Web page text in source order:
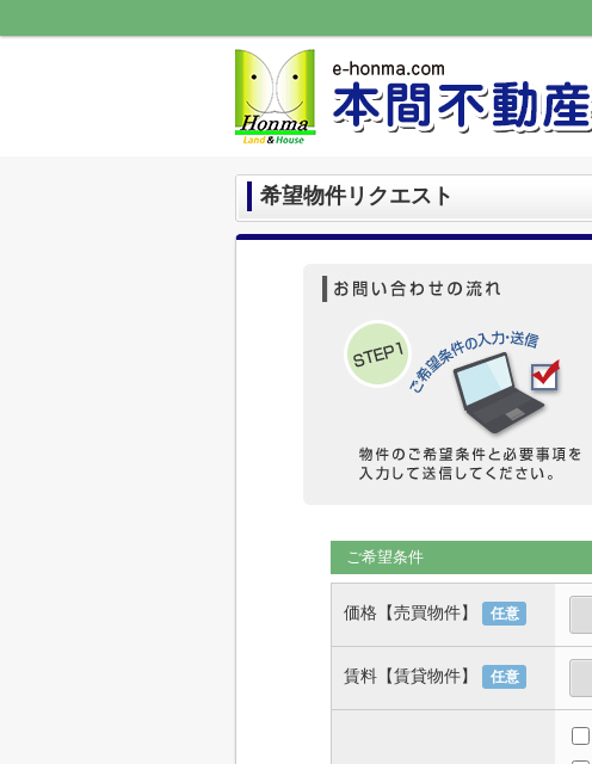
希望物件リクエスト
ご希望条件
価格【売買物件】 任意
賃料【賃貸物件】 任意